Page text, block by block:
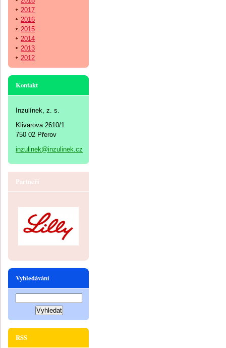
2017
2016
2015
2014
2013
2012
Kontakt
Inzulínek, z. s.
Klivarova 2610/1
750 02 Přerov
inzulinek@inzulinek.cz
Partneři
Vyhledávání
RSS